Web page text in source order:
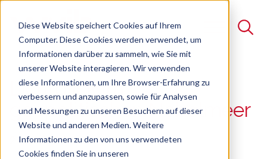
Diese Website speichert Cookies auf Ihrem
Computer. Diese Cookies werden verwendet, um
Informationen darüber zu sammeln, wie Sie mit
unserer Website interagieren. Wir verwenden
diese Informationen, um Ihre Browser-Erfahrung zu
verbessern und anzupassen, sowie für Analysen
und Messungen zu unseren Besuchern auf dieser
Website und anderen Medien. Weitere
Informationen zu den von uns verwendeten
Cookies finden Sie in unseren
Suche
Es gibt keine Vorschläge, da das Suchfeld leer ist.
Lichtblick im
geopolitischen Nebelmeer
21.01.2026